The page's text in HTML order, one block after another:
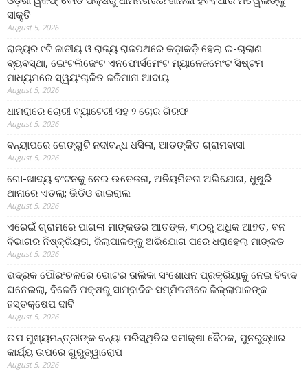
ସୀକୃତି
August 5, 2026
ରାଜ୍ୟର ୯ଟି ଜାତୀୟ ଓ ରାଜ୍ୟ ରାଜପଥରେ କଡ଼ାକଡ଼ି ହେଲା ଇ-ଚାଲାଣ
ବ୍ୟବସ୍ଥା, ଇେଂଟଲିଜେଂଟ ଏନଫୋର୍ସମେଂଟ ମ୍ୟାନେଜମେଂଟ ସିଷ୍ଟମ
ମାଧ୍ୟମରେ ସ୍ୱୟଂଚାଳିତ ଜରିମାନା ଆଦାୟ
August 5, 2026
ଧାମରାରେ ଚୋରୀ ବ୍ୟାଟେରୀ ସହ ୨ ଚୋର ଗିରଫ
August 5, 2026
ବନ୍ୟାପରେ ଗେଙ୍ଗୁଟି ନଦୀବନ୍ଧ ଧସିଲା, ଆତଙ୍କିତ ଗ୍ରାମବାସୀ
August 5, 2026
ଗୋ-ଖାଦ୍ୟ ବଂଟନକୁ ନେଇ ଉତେଜନା, ଅନିୟମିତତା ଅଭିଯୋଗ, ଧୁଷୁରି
ଥାନାରେ ଏତଲା; ଭିଡିଓ ଭାଇରାଲ
August 5, 2026
ଏରେଇଁ ଗ୍ରାମରେ ପାଗଳା ମାଙ୍କଡର ଆତଙ୍କ, ୩୦ରୁ ଅଧିକ ଆହତ, ବନ
ବିଭାଗର ନିଷ୍କ୍ରିୟତା, ଜିଲାପାଳଙ୍କୁ ଅଭିଯୋଗ ପରେ ଧରାହେଲା ମାଙ୍କଡ
August 5, 2026
ଭଦ୍ରକ ପୌରଂଚଳରେ ଭୋଟର ତାଲିକା ସଂଶୋଧନ ପ୍ରକ୍ରିୟାକୁ ନେଇ ବିବାଦ
ଘନେଇଲା, ବିଜେଡି ପକ୍ଷରୁ ସାମ୍ବାଦିକ ସମ୍ମିଳନୀରେ ଜିଲ୍ଲାପାଳଙ୍କ
ହସ୍ତକ୍ଷେପ ଦାବି
August 5, 2026
ଉପ ମୁଖ୍ୟମନ୍ତ୍ରୀଙ୍କ ବନ୍ୟା ପରିସ୍ଥିତିର ସମୀକ୍ଷା ବୈଠକ, ପୁନରୁଦ୍ଧାର
କାର୍ଯ୍ୟ ଉପରେ ଗୁରୁତ୍ୱାରୋପ
August 5, 2026